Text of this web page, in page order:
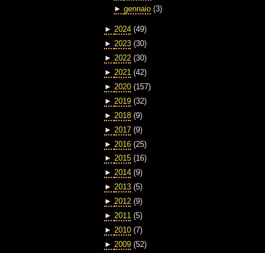
► gennaio (3)
► 2024 (49)
► 2023 (30)
► 2022 (30)
► 2021 (42)
► 2020 (157)
► 2019 (32)
► 2018 (9)
► 2017 (9)
► 2016 (25)
► 2015 (16)
► 2014 (9)
► 2013 (5)
► 2012 (9)
► 2011 (5)
► 2010 (7)
► 2009 (52)